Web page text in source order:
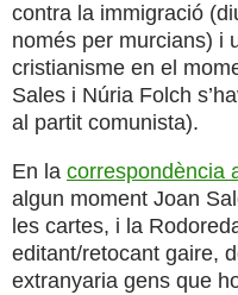
contra la immigració
només per murcians) i
cristianisme en el
Sales i Núria Folch
al partit comunista).
En la correspondència
algun moment Joan
les cartes, i la
editant/retocant gaire,
extranyaria gens que